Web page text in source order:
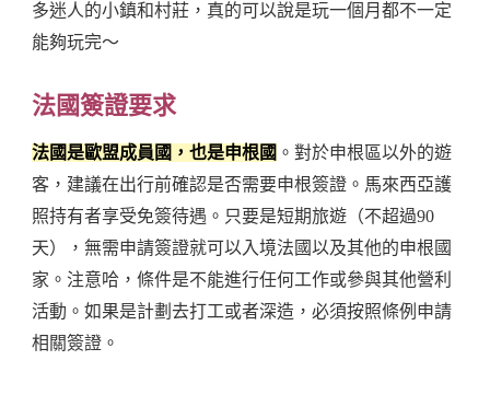
多迷人的小鎮和村莊，真的可以說是玩一個月都不一定
能夠玩完～
法國簽證要求
法國是歐盟成員國，也是申根國 。對於申根區以外的遊
客，建議在出行前確認是否需要申根簽證。馬來西亞護
照持有者享受免簽待遇。只要是短期旅遊（不超過90
天），無需申請簽證就可以入境法國以及其他的申根國
家。注意哈，條件是不能進行任何工作或參與其他營利
活動。如果是計劃去打工或者深造，必須按照條例申請
相關簽證。